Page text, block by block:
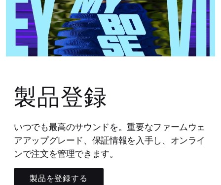
製品登録
いつでも最高のサウンドを。重要なファームウェ
アアップグレード、保証情報を入手し、オンライ
ンで注文を管理できます。
製品を登録する